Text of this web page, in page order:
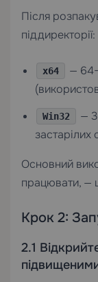
Після
піддиректорії:
x64
— 64-
Win32
—
застарілих
Основний
працювати, —
Крок 2:
2.1